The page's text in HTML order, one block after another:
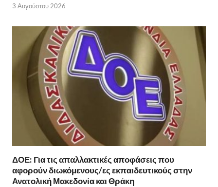
3 Αυγούστου 2026
ΔΟΕ: Για τις απαλλακτικές αποφάσεις που
αφορούν διωκόμενους/ες εκπαιδευτικούς στην
Ανατολική Μακεδονία και Θράκη